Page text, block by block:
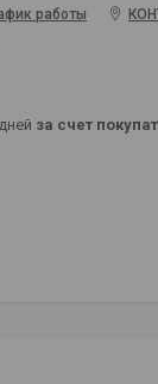
работы
за счет